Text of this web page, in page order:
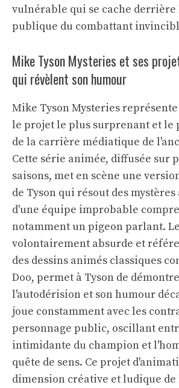
vulnérable qui se cache derrière
publique du combattant
Mike Tyson Mysteries et ses
qui révèlent son humour
Mike Tyson Mysteries
le projet le plus surprenant et le
de la carrière médiatique de
Cette série animée, diffusée sur
saisons, met en scène une
de Tyson qui résout des
d'une équipe improbable
notamment un pigeon parlant.
volontairement absurde et
des dessins animés classiques
Doo, permet à Tyson de
l'autodérision et son humour
joue constamment avec les
personnage public, oscillant
intimidante du champion et
quête de sens. Ce projet
dimension créative et ludique